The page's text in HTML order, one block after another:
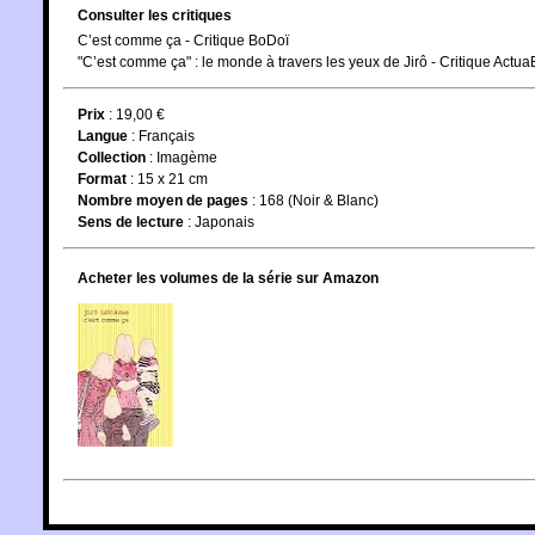
Consulter les critiques
C’est comme ça - Critique BoDoï
"C’est comme ça" : le monde à travers les yeux de Jirô - Critique
Prix : 19,00 €
Langue : Français
Collection : Imagème
Format : 15 x 21 cm
Nombre moyen de pages : 168 (Noir & Blanc)
Sens de lecture : Japonais
Acheter les volumes de la série sur Amazon